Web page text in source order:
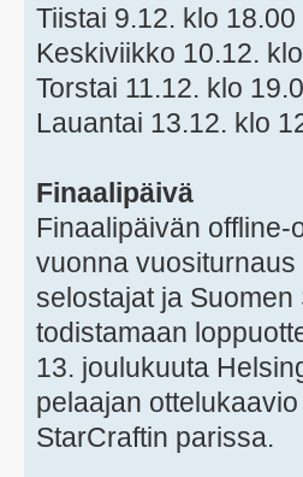
Tiistai 9.12. klo
Keskiviikko 10.12.
Torstai 11.12. klo
Lauantai 13.12. klo
Finaalipäivä
Finaalipäivän
vuonna
selostajat ja
todistamaan
13. joulukuuta
pelaajan
StarCraftin parissa.